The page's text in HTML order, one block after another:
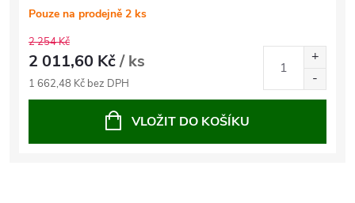
Pouze na prodejně 2 ks
2 254 Kč
2 011,60 Kč/ ks
1 662,48 Kč bez DPH
VLOŽIT DO KOŠÍKU